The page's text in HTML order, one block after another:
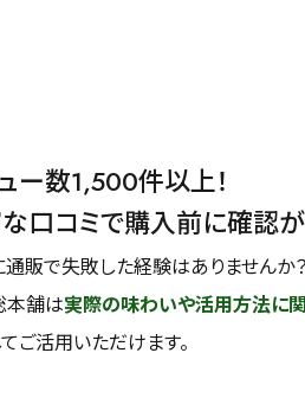
ー数1,500件以上！
口コミで購入前に確認
販で失敗した経験はありませんか？
本舗は実際の味わいや活用方法に
ご活用いただけます。